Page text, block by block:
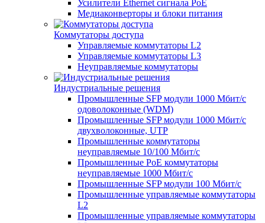
Усилители Ethernet сигнала PoE
Медиаконверторы и блоки питания
Коммутаторы доступа
Управляемые коммутаторы L2
Управляемые коммутаторы L3
Неуправляемые коммутаторы
Индустриальные решения
Промышленные SFP модули 1000 Мбит/c
одоволоконные (WDM)
Промышленные SFP модули 1000 Мбит/c
двухволоконные, UTP
Промышленные коммутаторы
неуправляемые 10/100 Мбит/с
Промышленные PoE коммутаторы
неуправляемые 1000 Мбит/с
Промышленные SFP модули 100 Мбит/c
Промышленные управляемые коммутаторы
L2
Промышленные управляемые коммутаторы